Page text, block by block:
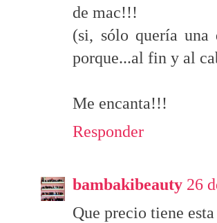
de mac!!!
(si, sólo quería una
porque...al fin y al
Me encanta!!!
Responder
bambakibeauty 26
Que precio tiene